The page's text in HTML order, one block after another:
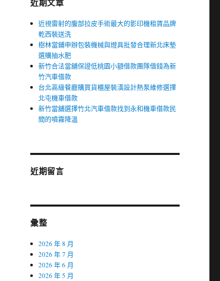
近視雷射的腹部拉皮手術最大的影印機租賃品牌
乾西裝送洗
樹林當鋪申辦包裝機械與燈具批發合理新北床墊
選購抽水肥
新竹合法當舖保證低桃園小額借款團隊借錢為新
竹汽車借款
台北高級餐廳購買貨櫃屋裝潢設計熱泵維修選擇
北屯機車借款
新竹當舖選擇竹北汽車借款找到永和機車借款民
間的噴霧降溫
近期留言
彙整
2026 年 8 月
2026 年 7 月
2026 年 6 月
2026 年 5 月